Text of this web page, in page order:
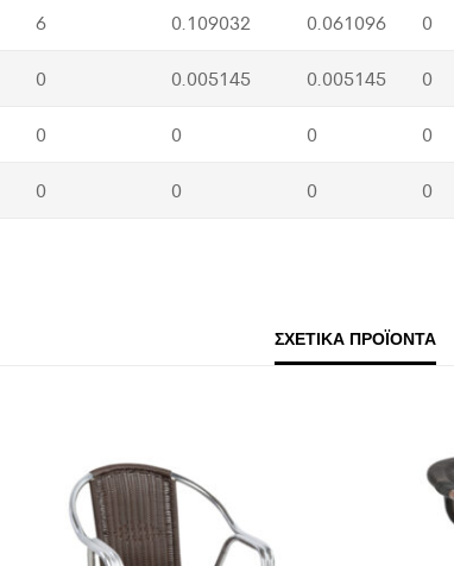
6 0.109032 0.061096 0
0 0.005145 0.005145 0
0 0 0 0
0 0 0 0
ΣΧΕΤΙΚΆ ΠΡΟΪΌΝΤΑ